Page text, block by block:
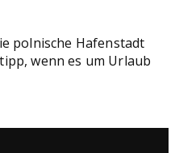
polnische Hafenstadt
wenn es um Urlaub